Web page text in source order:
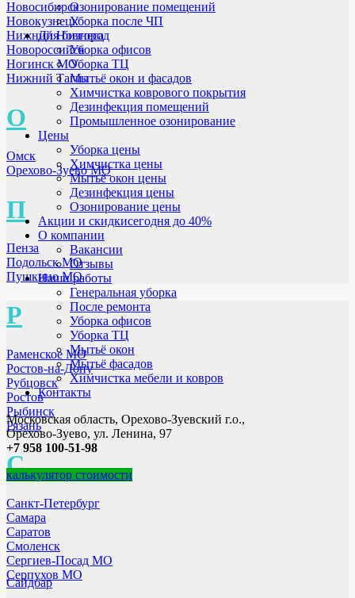
Новосибирск
Новокузнецк
Нижний Новгород
Новороссийск
Ногинск МО
Нижний Тагил
О
Омск
Орехово-Зуево МО
П
Пенза
Подольск МО
Пушкино МО
Р
Раменское МО
Ростов-на-Дону
Рубцовск
Ростов
Рыбинск
Рязань
С
Санкт-Петербург
Самара
Саратов
Смоленск
Сергиев-Посад МО
Серпухов МО
Озонирование помещений
Уборка после ЧП
Для бизнеса
Уборка офисов
Уборка ТЦ
Мытьё окон и фасадов
Химчистка коврового покрытия
Дезинфекция помещений
Промышленное озонирование
Цены
Уборка цены
Химчистка цены
Мытьё окон цены
Дезинфекция цены
Озонирование цены
Акции и скидкисегодня до 40%
О компании
Вакансии
Отзывы
Наши работы
Генеральная уборка
После ремонта
Уборка офисов
Уборка ТЦ
Мытьё окон
Мытьё фасадов
Химчистка мебели и ковров
Контакты
Московская область, Орехово-Зуевский г.о.,
Орехово-Зуево, ул. Ленина, 97
+7 958 100-51-98
калькулятор стоимости
Сайдбар